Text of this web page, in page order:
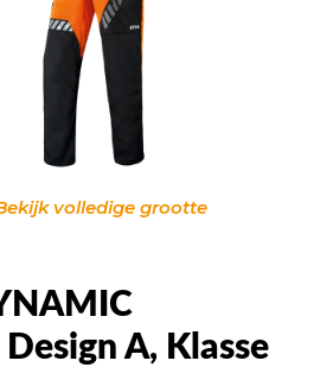
volledige grootte
Design A, Klasse